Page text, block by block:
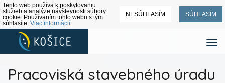
Tento web používa k poskytovaniu
služieb a analýze návštevnosti súbory
cookie. Používaním tohto webu s tým
súhlasíte. Viac informácií
NESÚHLASÍM SÚHLASÍM
Pracoviská stavebného úradu